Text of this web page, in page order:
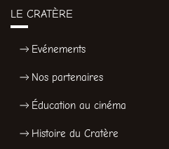
LE CRATÈRE
Evénements
Nos partenaires
Éducation au cinéma
Histoire du Cratère